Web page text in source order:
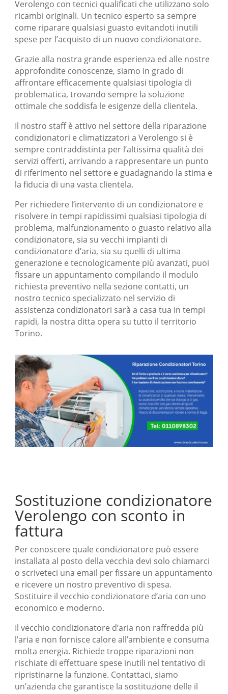
Verolengo con tecnici qualificati che utilizzano solo
ricambi originali. Un tecnico esperto sa sempre
come riparare qualsiasi guasto evitandoti inutili
spese per l’acquisto di un nuovo condizionatore.
Grazie alla nostra grande esperienza ed alle nostre
approfondite conoscenze, siamo in grado di
affrontare efficacemente qualsiasi tipologia di
problematica, trovando sempre la soluzione
ottimale che soddisfa le esigenze della clientela.
Il nostro staff è attivo nel settore della riparazione
condizionatori e climatizzatori a Verolengo si è
sempre contraddistinta per l’altissima qualità dei
servizi offerti, arrivando a rappresentare un punto
di riferimento nel settore e guadagnando la stima e
la fiducia di una vasta clientela.
Per richiedere l’intervento di un condizionatore e
risolvere in tempi rapidissimi qualsiasi tipologia di
problema, malfunzionamento o guasto relativo alla
condizionatore, sia su vecchi impianti di
condizionatore d’aria, sia su quelli di ultima
generazione e tecnologicamente più avanzati, puoi
fissare un appuntamento compilando il modulo
richiesta preventivo nella sezione contatti, un
nostro tecnico specializzato nel servizio di
assistenza condizionatori sarà a casa tua in tempi
rapidi, la nostra ditta opera su tutto il territorio
Torino.
Sostituzione condizionatore
Verolengo con sconto in
fattura
Per conoscere quale condizionatore può essere
installata al posto della vecchia devi solo chiamarci
o scriveteci una email per fissare un appuntamento
e ricevere un nostro preventivo di spesa.
Sostituire il vecchio condizionatore d’aria con uno
economico e moderno.
Il vecchio condizionatore d’aria non raffredda più
l’aria e non fornisce calore all’ambiente e consuma
molta energia. Richiede troppe riparazioni non
rischiate di effettuare spese inutili nel tentativo di
ripristinarne la funzione. Contattaci, siamo
un’azienda che garantisce la sostituzione delle il